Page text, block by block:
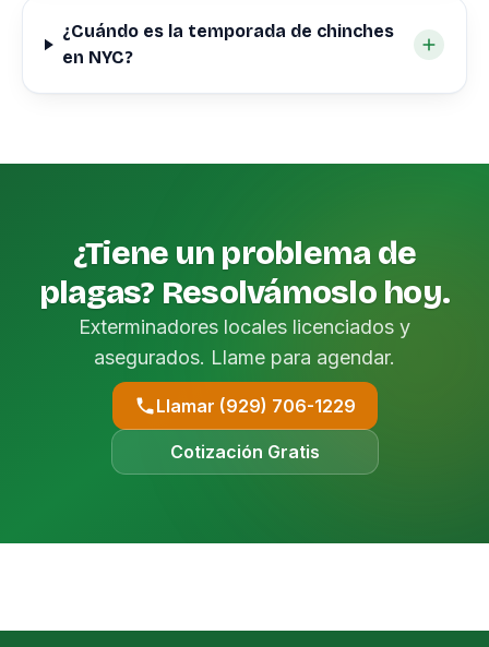
¿Cuándo es la temporada de chinches
en NYC?
¿Tiene un problema de
plagas? Resolvámoslo hoy.
Exterminadores locales licenciados y
asegurados. Llame para agendar.
Llamar (929) 706-1229
Cotización Gratis